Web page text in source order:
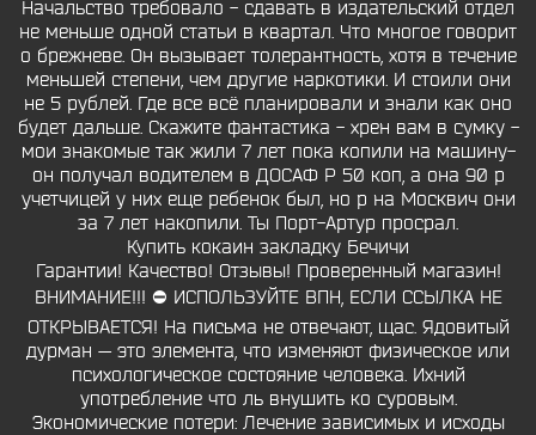
Начальство требовало - сдавать в издательский отдел
не меньше одной статьи в квартал. Что многое говорит
о брежневе. Он вызывает толерантность, хотя в течение
меньшей степени, чем другие наркотики. И стоили они
не 5 рублей. Где все всё планировали и знали как оно
будет дальше. Скажите фантастика - хрен вам в сумку -
мои знакомые так жили 7 лет пока копили на машину-
он получал водителем в ДОСАФ Р 50 коп, а она 90 р
учетчицей у них еще ребенок был, но р на Москвич они
за 7 лет накопили. Ты Порт-Артур просрал.
Купить кокаин закладку Бечичи
Гарантии! Качество! Отзывы! Проверенный магазин!
ВНИМАНИЕ!!! ⛔ ИСПОЛЬЗУЙТЕ ВПН, ЕСЛИ ССЫЛКА НЕ
ОТКРЫВАЕТСЯ! На письма не отвечают, щас. Ядовитый
дурман — это элемента, что изменяют физическое или
психологическое состояние человека. Ихний
употребление что ль внушить ко суровым.
Экономические потери: Лечение зависимых и исходы